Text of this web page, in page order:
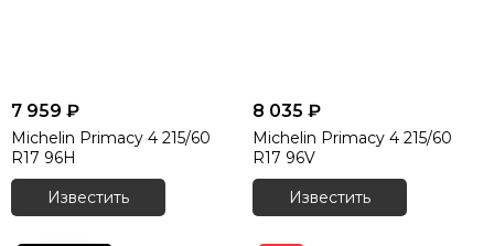
7 959 ₽
Michelin Primacy 4 215/60
R17 96H
Известить
8 035 ₽
Michelin Primacy 4 215/60
R17 96V
Известить